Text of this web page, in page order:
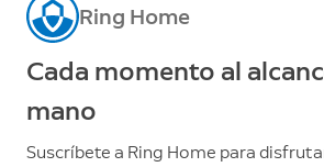
Ring Home
Cada momento al
mano
Suscríbete a Ring Home para